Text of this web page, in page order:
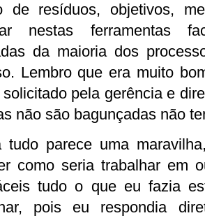
de resíduos, objetivos,
nestas ferramentas
da maioria dos
Lembro que era muito
pela gerência e
não são bagunçadas não
tudo parece uma
como seria trabalhar em
tudo o que eu fazia
pois eu respondia